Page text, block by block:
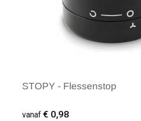
STOPY - Flessenstop
vanaf € 0,98